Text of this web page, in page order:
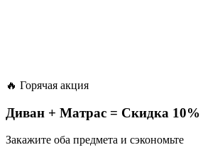
🔥 Горячая акция
Диван + Матрас = Скидка 10%
Закажите оба предмета и сэкономьте